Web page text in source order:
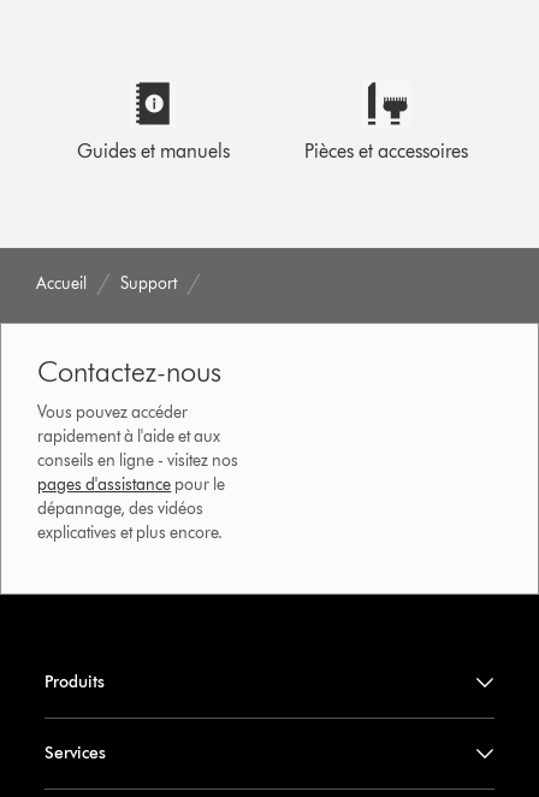
Guides et manuels Pièces et accessoires
Accueil Support
Contactez-nous
Vous pouvez accéder
rapidement à l'aide et aux
conseils en ligne - visitez nos
pages d'assistance pour le
dépannage, des vidéos
explicatives et plus encore.
Produits
Services